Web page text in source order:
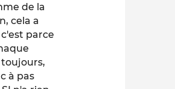
de la
cela a
parce
à pas